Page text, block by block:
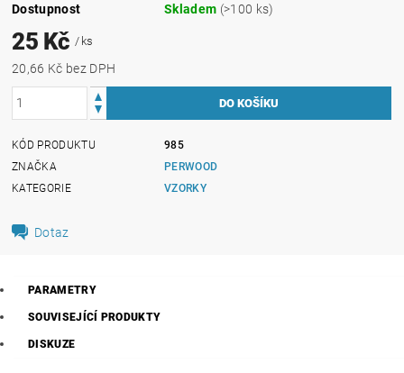
Dostupnost Skladem (>100 ks)
25 Kč/ ks
20,66 Kč bez DPH
KÓD PRODUKTU
985
ZNAČKA
PERWOOD
KATEGORIE
VZORKY
Dotaz
PARAMETRY
SOUVISEJÍCÍ PRODUKTY
DISKUZE